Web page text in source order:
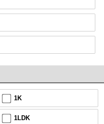
1K
1LDK